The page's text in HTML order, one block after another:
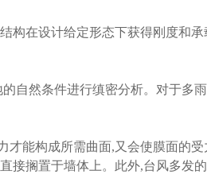
构在设计给定形态下获得刚度和
然条件进行缜密分析。对于多
构成所需曲面,又会使膜面的
搁置于墙体上。此外,台风多发